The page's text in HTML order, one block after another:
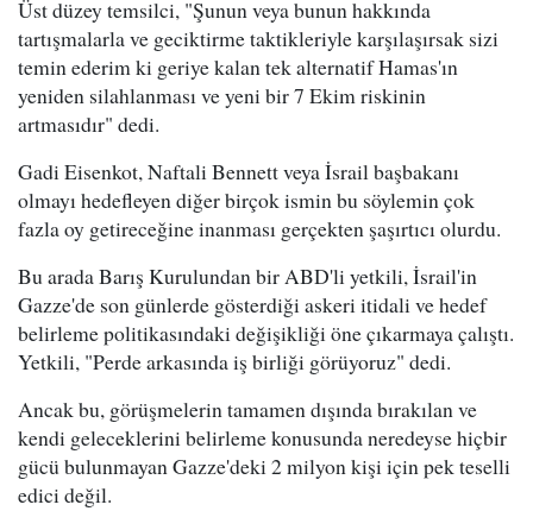
Üst düzey temsilci, "Şunun veya bunun hakkında
tartışmalarla ve geciktirme taktikleriyle karşılaşırsak sizi
temin ederim ki geriye kalan tek alternatif Hamas'ın
yeniden silahlanması ve yeni bir 7 Ekim riskinin
artmasıdır" dedi.
Gadi Eisenkot, Naftali Bennett veya İsrail başbakanı
olmayı hedefleyen diğer birçok ismin bu söylemin çok
fazla oy getireceğine inanması gerçekten şaşırtıcı olurdu.
Bu arada Barış Kurulundan bir ABD'li yetkili, İsrail'in
Gazze'de son günlerde gösterdiği askeri itidali ve hedef
belirleme politikasındaki değişikliği öne çıkarmaya çalıştı.
Yetkili, "Perde arkasında iş birliği görüyoruz" dedi.
Ancak bu, görüşmelerin tamamen dışında bırakılan ve
kendi geleceklerini belirleme konusunda neredeyse hiçbir
gücü bulunmayan Gazze'deki 2 milyon kişi için pek teselli
edici değil.